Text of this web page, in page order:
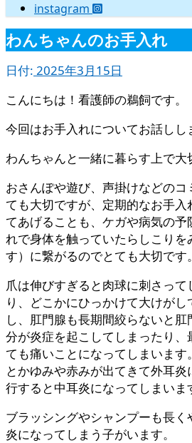
instagram
わんちゃんのお手入れ
日付: 2025年3月15日
こんにちは！看護師の鵜飼です。
今回はお手入れについてお話しし
わんちゃんと一緒に暮らす上で大
おさんぽや遊び、声掛けなどのコ
ても大切ですが、定期的なお手
てあげることも、ケガや病気の予
れで身体を触っていたらしこりを
す）に繋がるのでとても大切です。
爪は伸びすぎると肉球に刺さって
り、どこかにひっかけて大けが
し、肛門腺も長期間絞らないと
分が炎症を起こしてしまったり、
ても痛いことになってしまいま
とかゆみや赤みが出てきて外耳
行すると中耳炎になってしまいま
ブラッシングやシャンプーも長
炎になってしまう子がいます。